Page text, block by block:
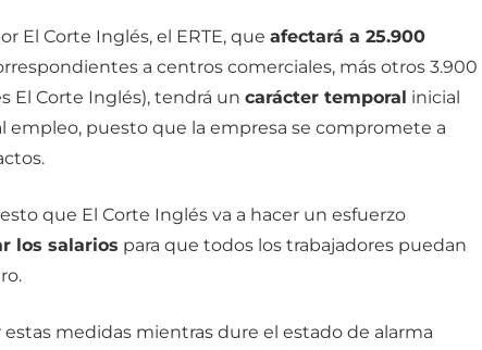
El Corte Inglés, el ERTE, que afectará a 25.900
a centros comerciales, más otros 3.900
El Corte Inglés), tendrá un carácter temporal inicial
empleo, puesto que la empresa se compromete a
que El Corte Inglés va a hacer un esfuerzo
los salarios para que todos los trabajadores puedan
medidas mientras dure el estado de alarma